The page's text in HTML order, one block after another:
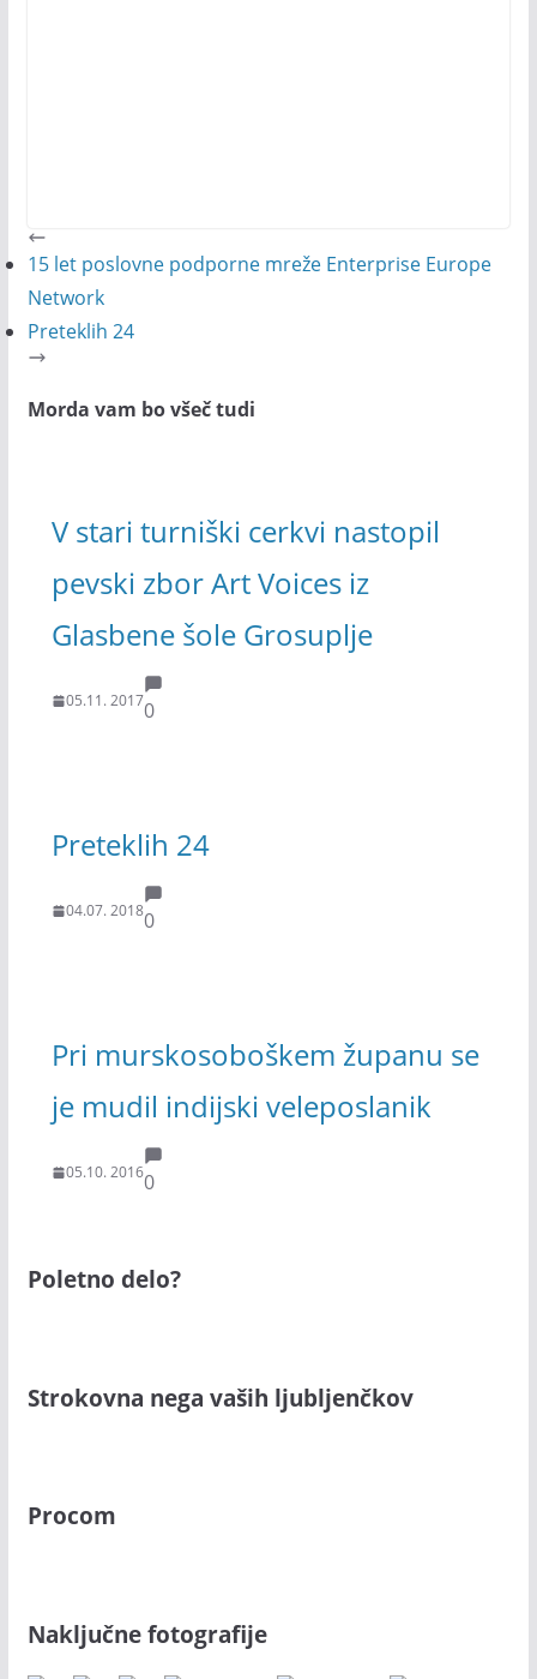
15 let poslovne podporne mreže Enterprise Europe
Network
Preteklih 24
Morda vam bo všeč tudi
V stari turniški cerkvi nastopil
pevski zbor Art Voices iz
Glasbene šole Grosuplje
05.11. 20170
Preteklih 24
04.07. 20180
Pri murskosoboškem županu se
je mudil indijski veleposlanik
05.10. 20160
Poletno delo?
Strokovna nega vaših ljubljenčkov
Procom
Naključne fotografije